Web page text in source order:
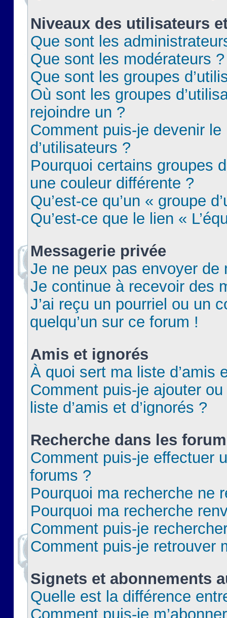
Niveaux des utilisateurs
Que sont les
Que sont les modérateurs ?
Que sont les groupes
Où sont les groupes
rejoindre un ?
Comment puis-je devenir le
d’utilisateurs ?
Pourquoi certains groupes
une couleur différente ?
Qu’est-ce qu’un « groupe
Qu’est-ce que le lien «
Messagerie privée
Je ne peux pas envoyer de
Je continue à recevoir des
J’ai reçu un pourriel ou un
quelqu’un sur ce forum !
Amis et ignorés
À quoi sert ma liste d’amis
Comment puis-je ajouter
liste d’amis et d’ignorés ?
Recherche dans les
Comment puis-je effectuer
forums ?
Pourquoi ma recherche ne
Pourquoi ma recherche
Comment puis-je
Comment puis-je retrouver
Signets et abonnements
Quelle est la différence
Comment puis-je